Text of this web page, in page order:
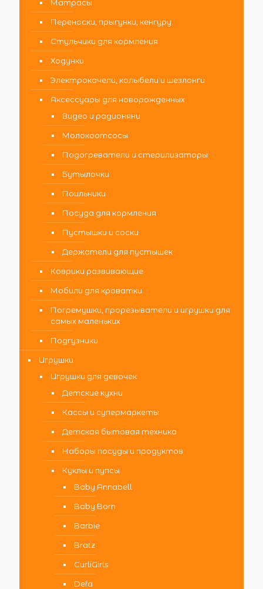
Матрасы
Переноски, прыгунки, кенгуру
Стульчики для кормления
Ходунки
Электрокачели, колыбели и шезлонги
Аксессуары для новорожденных
Видео и радионяни
Молокоотсосы
Подогреватели и стерилизаторы
Бутылочки
Поильники
Посуда для кормления
Пустышки и соски
Держатели для пустышек
Коврики развивающие
Мобили для кроватки
Погремушки, прорезыватели и игрушки для
самых маленьких
Подгузники
Игрушки
Игрушки для девочек
Детские кухни
Кассы и супермаркеты
Детская бытовая техника
Наборы посуды и продуктов
Куклы и пупсы
Baby Annabell
Baby Born
Barbie
Bratz
CurliGirls
Defa